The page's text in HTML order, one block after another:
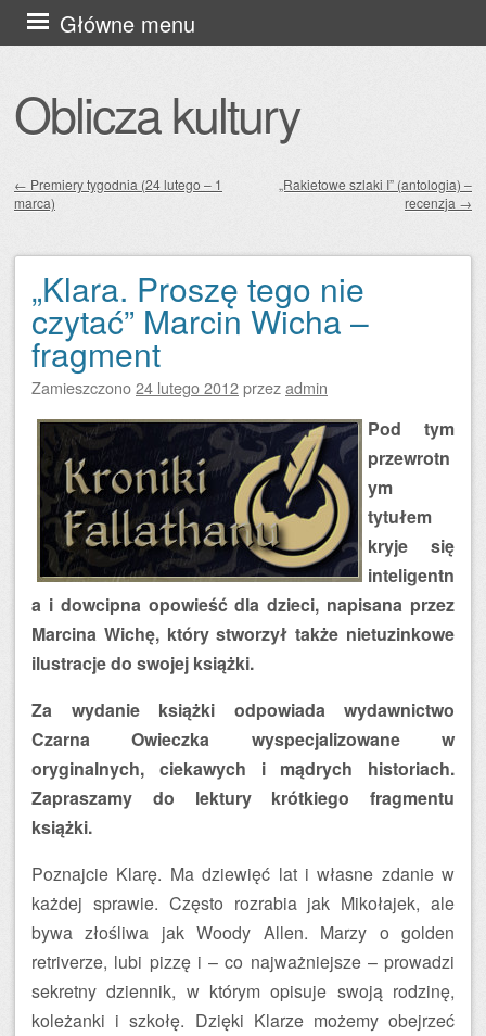
Oblicza kultury
Główne menu
Przejdź
do
Zobacz wpisy
← Premiery tygodnia (24 lutego – 1
marca)
„Rakietowe szlaki I” (antologia) –
recenzja →
„Klara. Proszę tego nie
czytać” Marcin Wicha –
fragment
Zamieszczono24 lutego 2012przezadmin
Pod tym
przewrotn
ym
tytułem
kryje się
inteligentn
a i dowcipna opowieść dla dzieci, napisana przez
Marcina Wichę, który stworzył także nietuzinkowe
ilustracje do swojej książki.
Za wydanie książki odpowiada wydawnictwo
Czarna Owieczka wyspecjalizowane w
oryginalnych, ciekawych i mądrych historiach.
Zapraszamy do lektury krótkiego fragmentu
książki.
Poznajcie Klarę. Ma dziewięć lat i własne zdanie w
każdej sprawie. Często rozrabia jak Mikołajek, ale
bywa złośliwa jak Woody Allen. Marzy o golden
retriverze, lubi pizzę i – co najważniejsze – prowadzi
sekretny dziennik, w którym opisuje swoją rodzinę,
koleżanki i szkołę. Dzięki Klarze możemy obejrzeć